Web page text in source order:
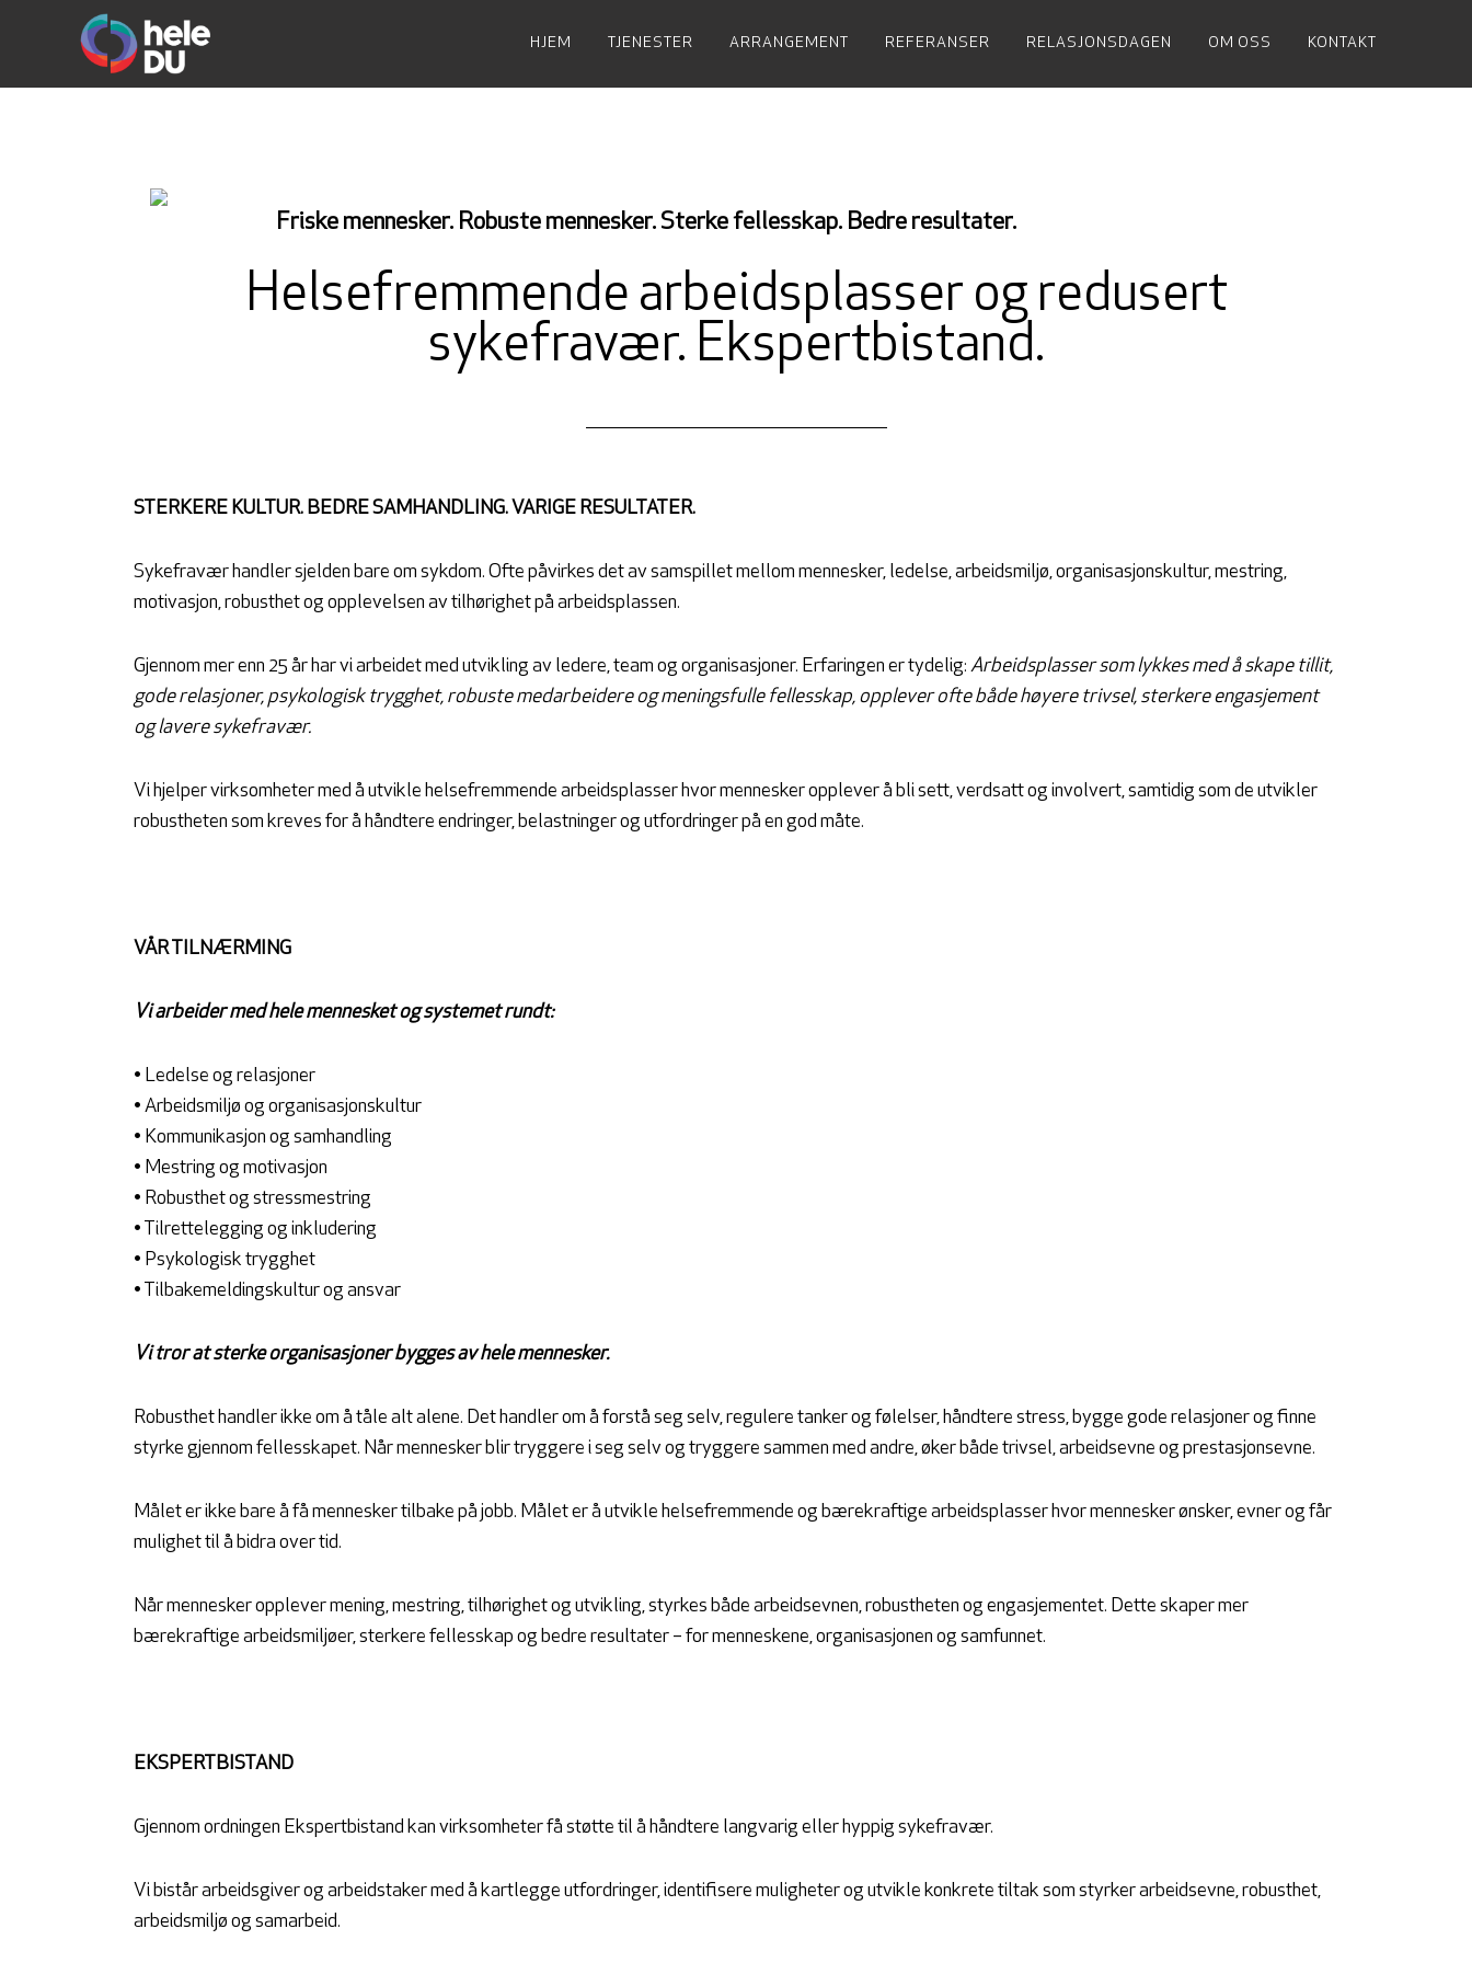
HJEM TJENESTER ARRANGEMENT REFERANSER RELASJONSDAGEN OM OSS KONTAKT
Friske mennesker. Robuste mennesker. Sterke fellesskap. Bedre resultater.
Helsefremmende arbeidsplasser og redusert
sykefravær. Ekspertbistand.
STERKERE KULTUR. BEDRE SAMHANDLING. VARIGE RESULTATER.
Sykefravær handler sjelden bare om sykdom. Ofte påvirkes det av samspillet mellom mennesker, ledelse, arbeidsmiljø, organisasjonskultur, mestring,
motivasjon, robusthet og opplevelsen av tilhørighet på arbeidsplassen.
Gjennom mer enn 25 år har vi arbeidet med utvikling av ledere, team og organisasjoner. Erfaringen er tydelig: Arbeidsplasser som lykkes med å skape tillit,
gode relasjoner, psykologisk trygghet, robuste medarbeidere og meningsfulle fellesskap, opplever ofte både høyere trivsel, sterkere engasjement
og lavere sykefravær.
Vi hjelper virksomheter med å utvikle helsefremmende arbeidsplasser hvor mennesker opplever å bli sett, verdsatt og involvert, samtidig som de utvikler
robustheten som kreves for å håndtere endringer, belastninger og utfordringer på en god måte.
VÅR TILNÆRMING
Vi arbeider med hele mennesket og systemet rundt:
• Ledelse og relasjoner
• Arbeidsmiljø og organisasjonskultur
• Kommunikasjon og samhandling
• Mestring og motivasjon
• Robusthet og stressmestring
• Tilrettelegging og inkludering
• Psykologisk trygghet
• Tilbakemeldingskultur og ansvar
Vi tror at sterke organisasjoner bygges av hele mennesker.
Robusthet handler ikke om å tåle alt alene. Det handler om å forstå seg selv, regulere tanker og følelser, håndtere stress, bygge gode relasjoner og finne
styrke gjennom fellesskapet. Når mennesker blir tryggere i seg selv og tryggere sammen med andre, øker både trivsel, arbeidsevne og prestasjonsevne.
Målet er ikke bare å få mennesker tilbake på jobb. Målet er å utvikle helsefremmende og bærekraftige arbeidsplasser hvor mennesker ønsker, evner og får
mulighet til å bidra over tid.
Når mennesker opplever mening, mestring, tilhørighet og utvikling, styrkes både arbeidsevnen, robustheten og engasjementet. Dette skaper mer
bærekraftige arbeidsmiljøer, sterkere fellesskap og bedre resultater – for menneskene, organisasjonen og samfunnet.
EKSPERTBISTAND
Gjennom ordningen Ekspertbistand kan virksomheter få støtte til å håndtere langvarig eller hyppig sykefravær.
Vi bistår arbeidsgiver og arbeidstaker med å kartlegge utfordringer, identifisere muligheter og utvikle konkrete tiltak som styrker arbeidsevne, robusthet,
arbeidsmiljø og samarbeid.